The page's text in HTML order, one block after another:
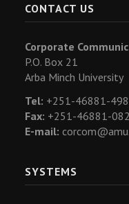
CONTACT US
Corporate
P.O. Box 21
Arba Minch University
Tel: +251-46881-
Fax: +251-46881-
E-mail:
SYSTEMS